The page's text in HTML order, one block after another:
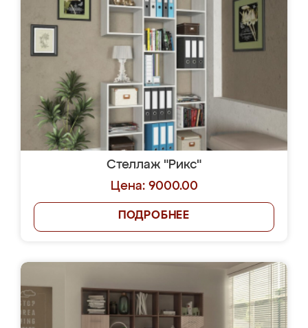
Стеллаж "Рикс"
Цена: 9000.00
ПОДРОБНЕЕ